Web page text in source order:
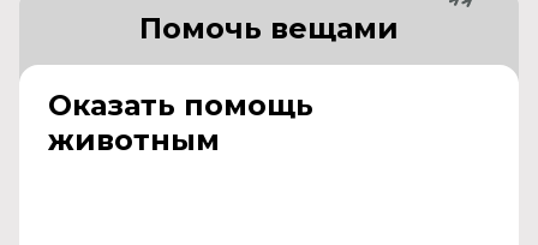
Оказать помощь
животным
Помочь вещами